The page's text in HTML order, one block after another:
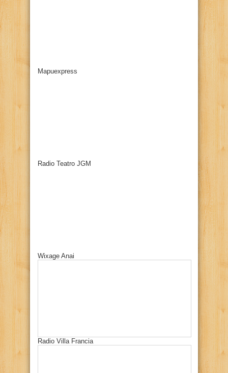
Mapuexpress
Radio Teatro JGM
Wixage Anai
Radio Villa Francia